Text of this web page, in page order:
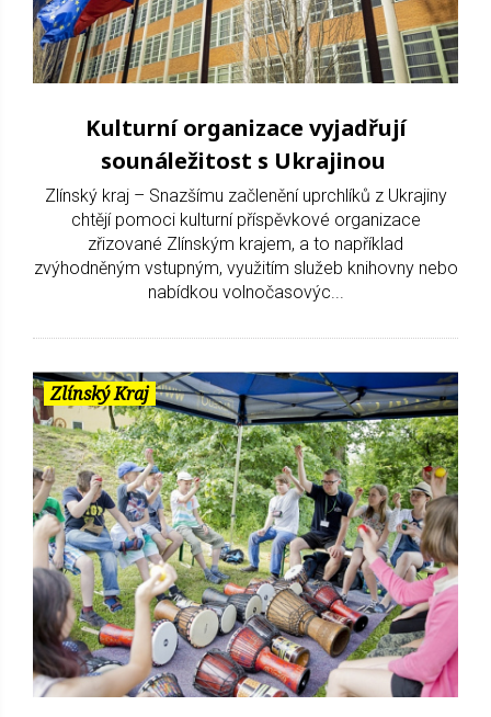
Kulturní organizace vyjadřují
sounáležitost s Ukrajinou
Zlínský kraj – Snazšímu začlenění uprchlíků z Ukrajiny
chtějí pomoci kulturní příspěvkové organizace
zřizované Zlínským krajem, a to například
zvýhodněným vstupným, využitím služeb knihovny nebo
nabídkou volnočasovýc...
Zlínský Kraj